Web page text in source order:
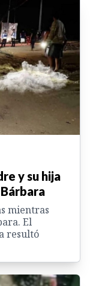
y su hija
mientras
El
resultó